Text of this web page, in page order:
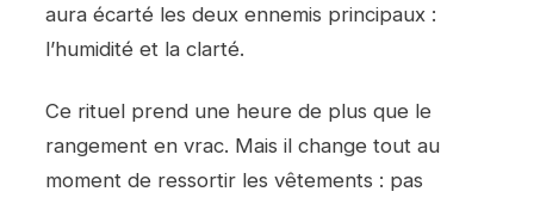
aura écarté les deux ennemis principaux :
l’humidité et la clarté.
Ce rituel prend une heure de plus que le
rangement en vrac. Mais il change tout au
moment de ressortir les vêtements : pas